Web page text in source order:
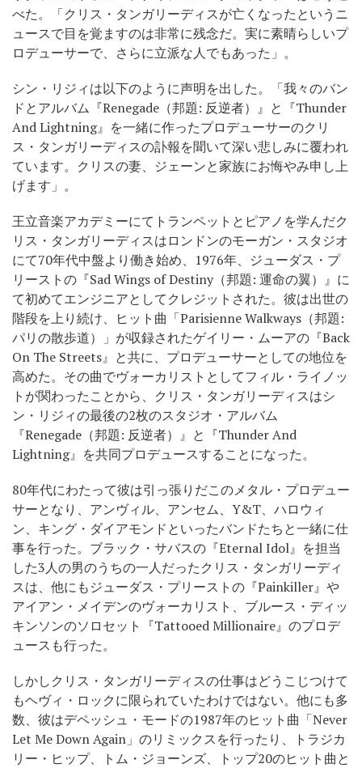
べた。「クリス・タンガリーディスが亡くなったというニ
ュースで目を覚ますのは非常に残念だ。実に素晴らしいプ
ロデューサーで、さらに立派な人でもあった」。
シン・リジィは以下のように声明を出した。「我々のバン
ドとアルバム『Renegade（邦題: 反逆者）』と『Thunder
And Lightning』を一緒に作ったプロデューサーのクリ
ス・タンガリーディスの訃報を聞いて深い悲しみに覆われ
ています。クリスの妻、ジェーンと家族にお悔やみ申し上
げます」。
王立音楽アカデミーにてトランペットとピアノを学んだク
リス・タンガリーディスはロンドンのモーガン・スタジオ
にて70年代中盤より働き始め、1976年、ジューダス・プ
リーストの『Sad Wings of Destiny（邦題: 運命の翼）』に
て初めてエンジニアとしてクレジットされた。彼は出世の
階段を上り続け、ヒット曲「Parisienne Walkways（邦題:
パリの散歩道）」が収録されたゲイリー・ムーアの『Back
On The Streets』と共に、プロデューサーとしての地位を
高めた。その曲でヴォーカリストとしてフィル・ライノッ
トが関わったことから、クリス・タンガリーディスはシ
ン・リジィの最後の2枚のスタジオ・アルバム
『Renegade（邦題: 反逆者）』と『Thunder And
Lightning』を共同プロデュースすることになった。
80年代にわたって彼は引っ張りだこのメタル・プロデュー
サーとなり、アンヴィル、アンセム、Y&T、ハロウィ
ン、キング・ダイアモンドといったバンドたちと一緒に仕
事を行った。ブラック・サバスの『Eternal Idol』を担当
した3人の男のうちの一人だったクリス・タンガリーディ
スは、他にもジューダス・プリーストの『Painkiller』や
アイアン・メイデンのヴォーカリスト、ブルース・ディッ
キンソンのソロセット『Tattooed Millionaire』のプロデ
ュースも行った。
しかしクリス・タンガリーディスの仕事はどうこじつけて
もヘヴィ・ロックに限られていたわけではない。他にも多
数、彼はデペッシュ・モードの1987年のヒット曲「Never
Let Me Down Again」のリミックスを行ったり、トラジカ
リー・ヒップ、トム・ジョーンズ、トップ20のヒット曲と